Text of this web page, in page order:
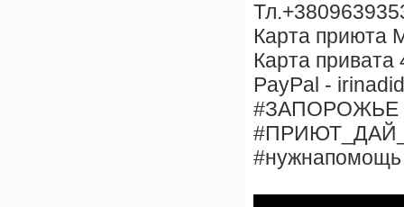
Карта
Карта
PayPal -
#ЗАПОРОЖЬЕ
#нужнапомощь